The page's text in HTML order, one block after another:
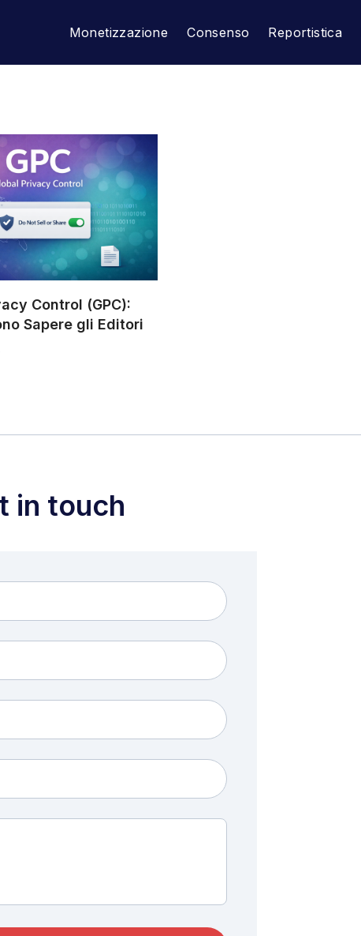
Monetizzazione Consenso Reportistica
Control (GPC):
Sapere gli Editori
in touch